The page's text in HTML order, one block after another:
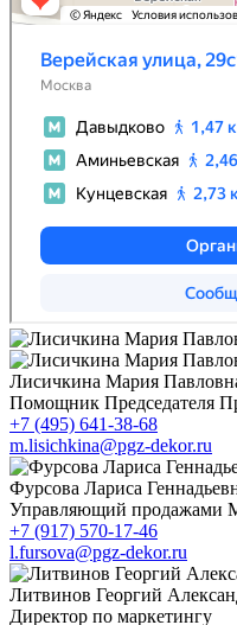
Лисичкина Мария
Помощник Председателя
+7 (495) 641-38-68
m.lisichkina@pgz-dekor.ru
Фурсова Лариса
Управляющий продажами
+7 (917) 570-17-46
l.fursova@pgz-dekor.ru
Литвинов Георгий
Директор по маркетингу